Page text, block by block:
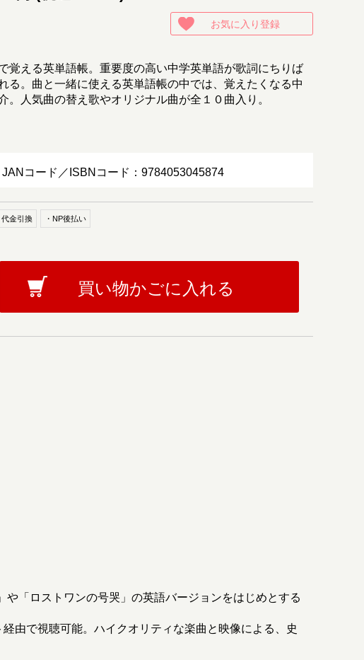
お気に入り登録
覚える英単語帳。重要度の高い中学英単語が歌詞にちりば
る。曲と一緒に使える英単語帳の中では、覚えたくなる中
。人気曲の替え歌やオリジナル曲が全１０曲入り。
JANコード／ISBNコード：9784053045874
代金引換 ・NP後払い
買い物かごに入れる
「ロストワンの号哭」の英語バージョンをはじめとする
由で視聴可能。ハイクオリティな楽曲と映像による、史